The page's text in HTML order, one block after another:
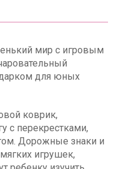
мир с игровым
для юных
коврик,
с перекрестками,
Дорожные знаки и
игрушек,